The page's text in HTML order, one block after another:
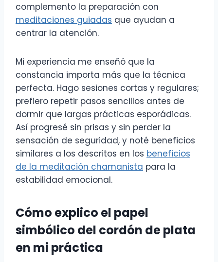
complemento la preparación con
meditaciones guiadas que ayudan a
centrar la atención.
Mi experiencia me enseñó que la
constancia importa más que la técnica
perfecta. Hago sesiones cortas y regulares;
prefiero repetir pasos sencillos antes de
dormir que largas prácticas esporádicas.
Así progresé sin prisas y sin perder la
sensación de seguridad, y noté beneficios
similares a los descritos en los beneficios
de la meditación chamanista para la
estabilidad emocional.
Cómo explico el papel
simbólico del cordón de plata
en mi práctica